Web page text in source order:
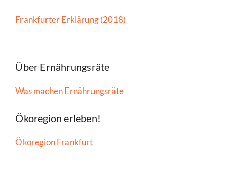
Frankfurter Erklärung (2018)
Über Ernährungsräte
Was machen Ernährungsräte
Ökoregion erleben!
Ökoregion Frankfurt